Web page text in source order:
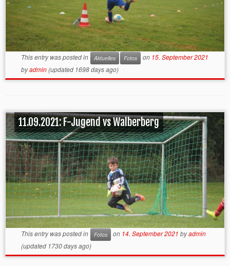
This entry was posted in Aktuelles Fotos on 15. September 2021
byadmin(updated 1698 days ago)
11.09.2021: F-Jugend vs Walberberg
This entry was posted in Fotos on 14. September 2021 byadmin
(updated 1730 days ago)